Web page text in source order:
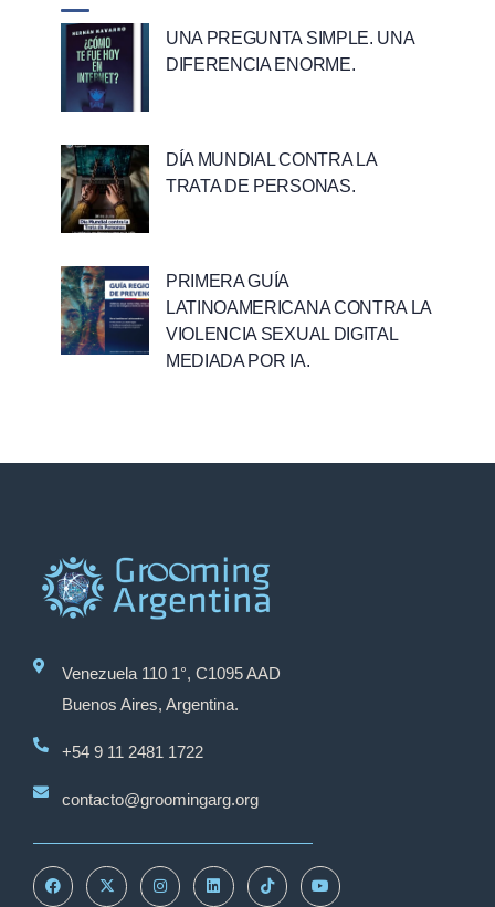
UNA PREGUNTA SIMPLE. UNA
DIFERENCIA ENORME.
DÍA MUNDIAL CONTRA LA
TRATA DE PERSONAS.
PRIMERA GUÍA
LATINOAMERICANA CONTRA LA
VIOLENCIA SEXUAL DIGITAL
MEDIADA POR IA.
Venezuela 110 1°, C1095 AAD
Buenos Aires, Argentina.
+54 9 11 2481 1722
contacto@groomingarg.org